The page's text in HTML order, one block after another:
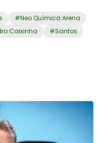
#Neo Química Arena
Caixinha #Santos